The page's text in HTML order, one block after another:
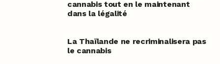
cannabis tout en le maintenant
dans la légalité
La Thaïlande ne recriminalisera pas
le cannabis